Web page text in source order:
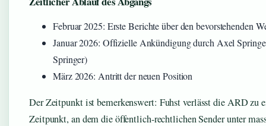
Februar 2025: Erste Berichte über den bevorstehenden
Januar 2026: Offizielle Ankündigung durch Axel
Springer)
März 2026: Antritt der neuen Position
Der Zeitpunkt ist bemerkenswert: Fuhst verlässt die ARD zu
Zeitpunkt, an dem die öffentlich-rechtlichen Sender unter